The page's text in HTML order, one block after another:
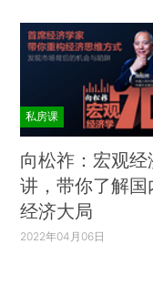
私房课
向松祚：宏观经
讲，带你了解国
经济大局
2022年04月06日